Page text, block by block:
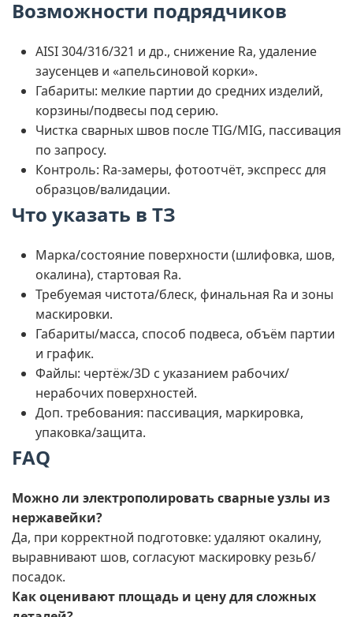
Возможности подрядчиков
AISI 304/316/321 и др., снижение Ra, удаление
заусенцев и «апельсиновой корки».
Габариты: мелкие партии до средних изделий,
корзины/подвесы под серию.
Чистка сварных швов после TIG/MIG, пассивация
по запросу.
Контроль: Ra-замеры, фотоотчёт, экспресс для
образцов/валидации.
Что указать в ТЗ
Марка/состояние поверхности (шлифовка, шов,
окалина), стартовая Ra.
Требуемая чистота/блеск, финальная Ra и зоны
маскировки.
Габариты/масса, способ подвеса, объём партии
и график.
Файлы: чертёж/3D с указанием рабочих/
нерабочих поверхностей.
Доп. требования: пассивация, маркировка,
упаковка/защита.
FAQ
Можно ли электрополировать сварные узлы из
нержавейки?
Да, при корректной подготовке: удаляют окалину,
выравнивают шов, согласуют маскировку резьб/
посадок.
Как оценивают площадь и цену для сложных